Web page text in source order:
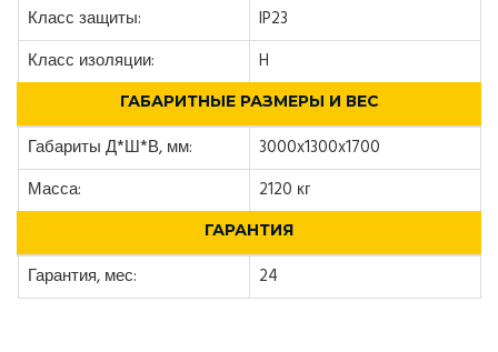
Класс защиты:
IP23
Класс изоляции:
H
ГАБАРИТНЫЕ РАЗМЕРЫ И ВЕС
Габариты Д*Ш*В, мм:
3000x1300x1700
Масса:
2120 кг
ГАРАНТИЯ
Гарантия, мес: 24